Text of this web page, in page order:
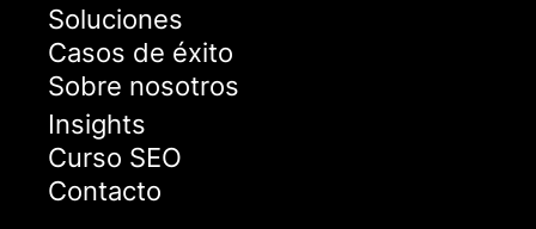
Soluciones
Casos de éxito
Sobre nosotros
Insights
Curso SEO
Contacto